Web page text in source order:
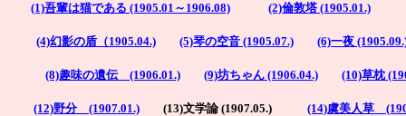
(1)吾輩は猫である (1905.01～1906.08) (2)倫敦塔 (1905.01.)
(4)幻影の盾（1905.04.) (5)琴の空音 (1905.07.) (6)一夜
(8)趣味の遺伝 (1906.01.) (9)坊ちゃん (1906.04.) (10)草枕
(12)野分 (1907.01.) (13)文学論 (1907.05.) (14)虞美人草